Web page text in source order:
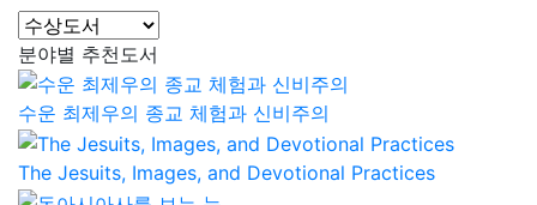
분야별 추천도서
수운 최제우의 종교 체험과 신비주의
The Jesuits, Images, and Devotional Practices